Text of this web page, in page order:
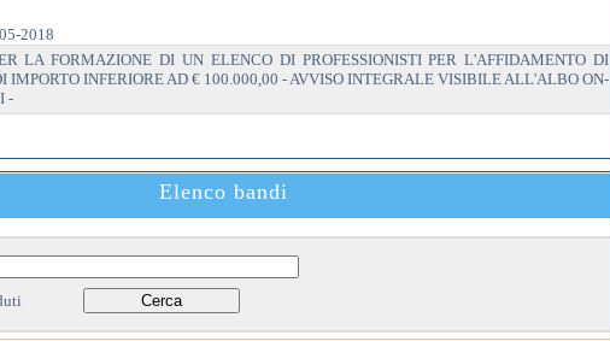
2018
LA FORMAZIONE DI UN ELENCO DI PROFESSIONISTI PER L'AFFIDAMENTO DI
IMPORTO INFERIORE AD € 100.000,00 - AVVISO INTEGRALE VISIBILE ALL'ALBO ON-
-
Elenco bandi